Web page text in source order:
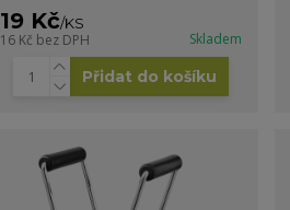
19 Kč/KS
16 Kč bez DPH Skladem
Přidat do košíku